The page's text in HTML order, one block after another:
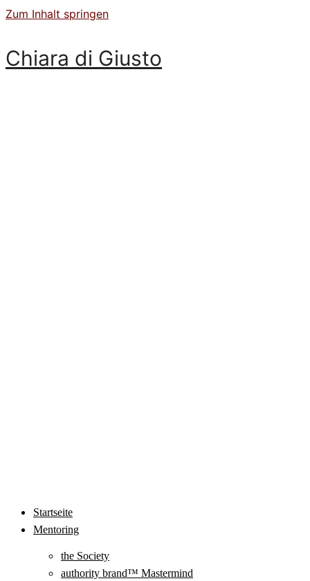
Zum Inhalt springen
Chiara di Giusto
Startseite
Mentoring
the Society
authority brand™ Mastermind